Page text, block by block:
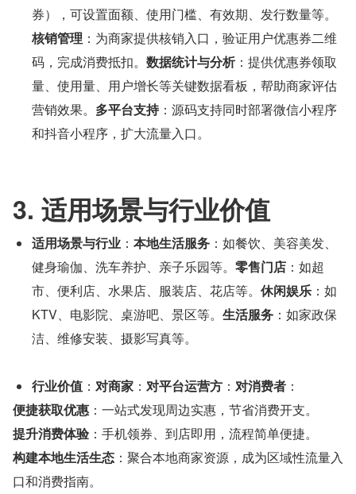
券），可设置面额、使用门槛、有效期、发行数量等。
核销管理 ：为商家提供核销入口，验证用户优惠券二维
码，完成消费抵扣。 数据统计与分析：提供优惠券领取
量、使用量、用户增长等关键数据看板，帮助商家评估
营销效果。 多平台支持：源码支持同时部署微信小程序
和抖音小程序，扩大流量入口。
3. 适用场景与行业价值
适用场景与行业 ： 本地生活服务 ：如餐饮、美容美发、
健身瑜伽、洗车养护、亲子乐园等。 零售门店 ：如超
市、便利店、水果店、服装店、花店等。 休闲娱乐 ：如
KTV、电影院、桌游吧、景区等。 生活服务 ：如家政保
洁、维修安装、摄影写真等。
行业价值 ： 对商家 ： 对平台运营方 ： 对消费者 ：
便捷获取优惠 ：一站式发现周边实惠，节省消费开支。
提升消费体验 ：手机领券、到店即用，流程简单便捷。
构建本地生活生态 ：聚合本地商家资源，成为区域性流量入
口和消费指南。